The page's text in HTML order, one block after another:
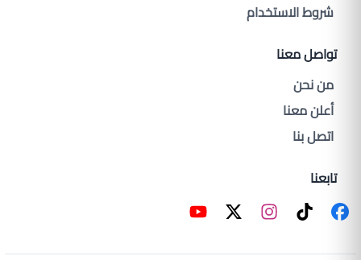
شروط الاستخدام
تواصل معنا
من نحن
أعلن معنا
اتصل بنا
تابعنا